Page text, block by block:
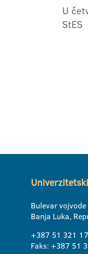
U
StES
Bulevar
Banja Luka,
+387 51 321
Faks: +387 51